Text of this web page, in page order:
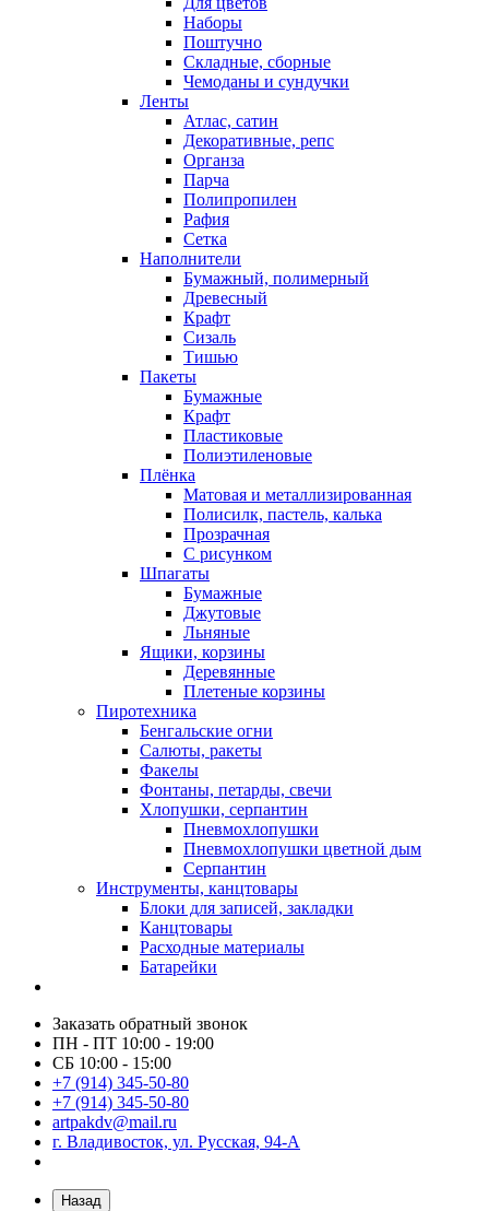
Наборы
Поштучно
Складные, сборные
Чемоданы и сундучки
Ленты
Атлас, сатин
Декоративные, репс
Органза
Парча
Полипропилен
Рафия
Сетка
Наполнители
Бумажный, полимерный
Древесный
Крафт
Сизаль
Тишью
Пакеты
Бумажные
Крафт
Пластиковые
Полиэтиленовые
Плёнка
Матовая и металлизированная
Полисилк, пастель, калька
Прозрачная
С рисунком
Шпагаты
Бумажные
Джутовые
Льняные
Ящики, корзины
Деревянные
Плетеные корзины
Пиротехника
Бенгальские огни
Салюты, ракеты
Факелы
Фонтаны, петарды, свечи
Хлопушки, серпантин
Пневмохлопушки
Пневмохлопушки цветной дым
Серпантин
Инструменты, канцтовары
Блоки для записей, закладки
Канцтовары
Расходные материалы
Батарейки
Заказать обратный звонок
ПН - ПТ 10:00 - 19:00
СБ 10:00 - 15:00
+7 (914) 345-50-80
+7 (914) 345-50-80
artpakdv@mail.ru
г. Владивосток, ул. Русская, 94-А
Назад